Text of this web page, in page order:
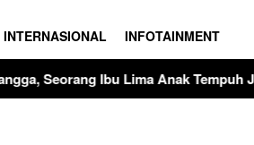
INTERNASIONAL INFOTAINMENT
Lima Anak Tempuh Jalur Hukum Usai